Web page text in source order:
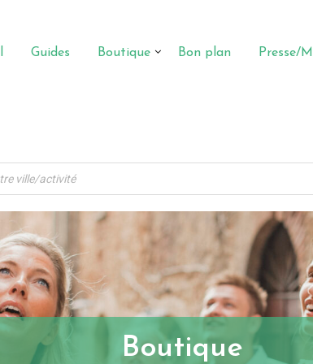
Guides Boutique Bon plan Presse/
Boutique